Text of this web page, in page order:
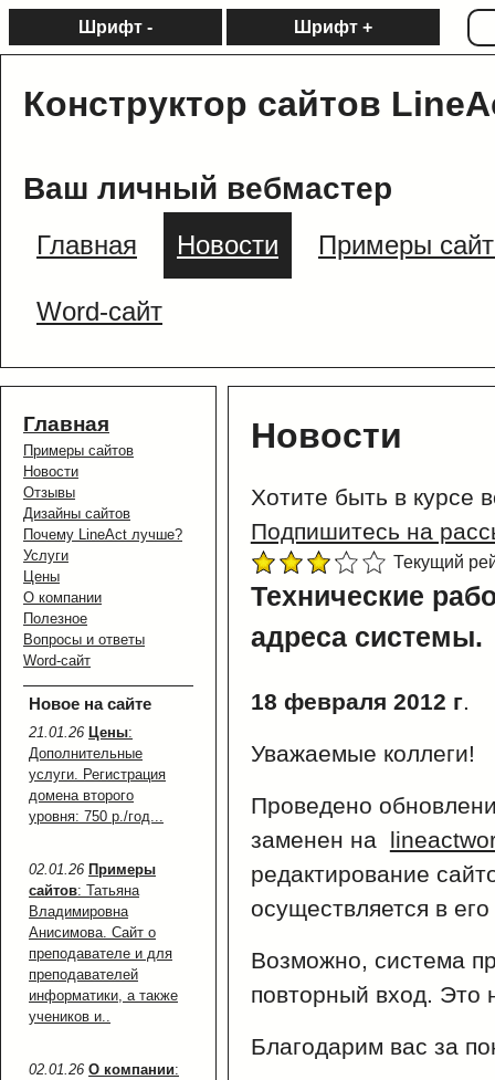
Шрифт - Шрифт +
Конструктор сайтов
Ваш личный вебмастер
Главная Новости Примеры
Word-сайт
Главная
Примеры сайтов
Новости
Отзывы
Дизайны сайтов
Почему LineAct лучше?
Услуги
Цены
О компании
Полезное
Вопросы и ответы
Word-сайт
Новое на сайте
21.01.26 Цены:
Дополнительные
услуги. Регистрация
домена второго
уровня: 750 р./год...
02.01.26 Примеры
сайтов: Татьяна
Владимировна
Анисимова. Сайт о
преподавателе и для
преподавателей
информатики, а также
учеников и..
02.01.26 О компании:
Новости
Хотите быть в курсе
Подпишитесь на
Текущий
Технические
адреса системы.
18 февраля 2012 г.
Уважаемые коллеги!
Проведено
заменен на
редактирование
осуществляется в
Возможно, система
повторный вход. Это
Благодарим вас за